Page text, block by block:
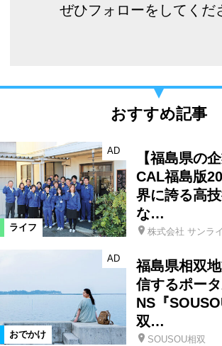
ぜひフォローをしてくだ
おすすめ記事
ライフ
AD
【福島県の
CAL福島版
界に誇る高
な…
株式会社 サンラ
おでかけ
AD
福島県相双
信するポー
NS『
双…
SOUSOU相双